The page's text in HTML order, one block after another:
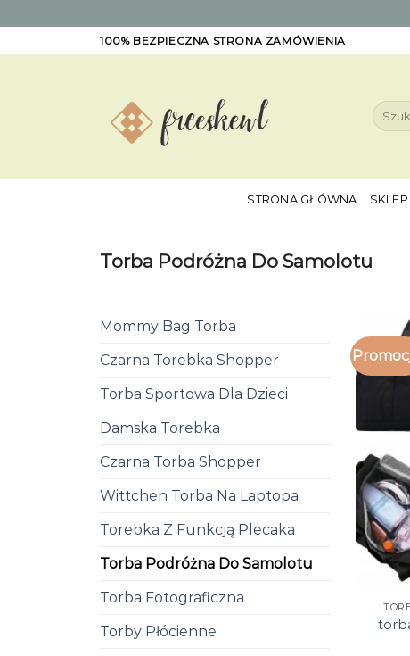
to
100% BEZPIECZNA STRONA ZAMÓWIENIA
Szukaj:
STRONA GŁÓWNA SKLEP
Torba Podróżna Do Samolotu
Mommy Bag Torba
Czarna Torebka Shopper
Torba Sportowa Dla Dzieci
Damska Torebka
Czarna Torba Shopper
Wittchen Torba Na Laptopa
Torebka Z Funkcją Plecaka
Torba Podróżna Do Samolotu
Torba Fotograficzna
Torby Płócienne